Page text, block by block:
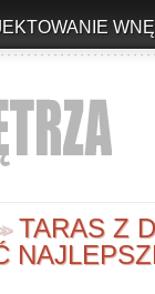
>TARAS Z